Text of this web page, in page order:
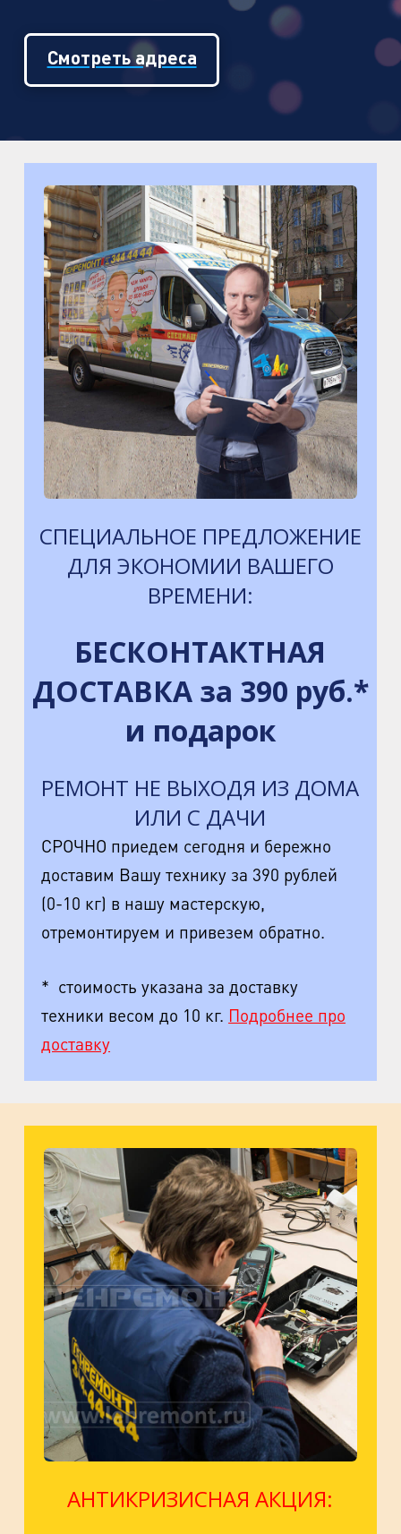
Смотреть адреса
СПЕЦИАЛЬНОЕ ПРЕДЛОЖЕНИЕ
ДЛЯ ЭКОНОМИИ ВАШЕГО
ВРЕМЕНИ:
БЕСКОНТАКТНАЯ
ДОСТАВКА за 390 руб.*
и подарок
РЕМОНТ НЕ ВЫХОДЯ ИЗ ДОМА
ИЛИ С ДАЧИ
СРОЧНО приедем сегодня и бережно
доставим Вашу технику за 390 рублей
(0-10 кг) в нашу мастерскую,
отремонтируем и привезем обратно.
* стоимость указана за доставку
техники весом до 10 кг. Подробнее про
доставку
АНТИКРИЗИСНАЯ АКЦИЯ: